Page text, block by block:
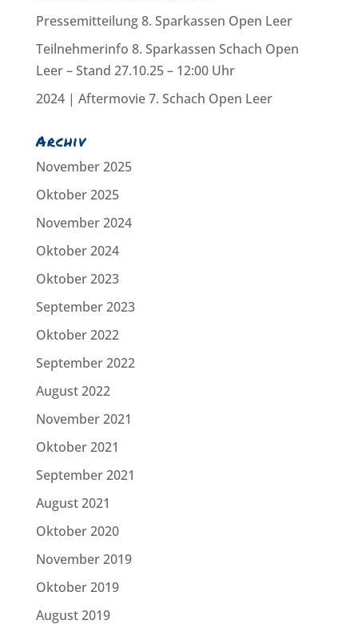
Pressemitteilung 8. Sparkassen Open Leer
Teilnehmerinfo 8. Sparkassen Schach Open
Leer – Stand 27.10.25 – 12:00 Uhr
2024 | Aftermovie 7. Schach Open Leer
Archiv
November 2025
Oktober 2025
November 2024
Oktober 2024
Oktober 2023
September 2023
Oktober 2022
September 2022
August 2022
November 2021
Oktober 2021
September 2021
August 2021
Oktober 2020
November 2019
Oktober 2019
August 2019